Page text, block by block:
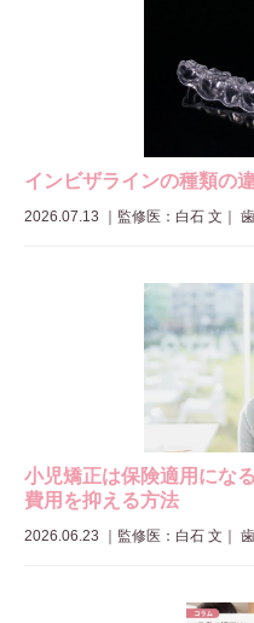
インビザラインの種類の
2026.07.13 監修医：白石 文 ｜
小児矯正は保険適用にな
費用を抑える方法
2026.06.23 監修医：白石 文 ｜